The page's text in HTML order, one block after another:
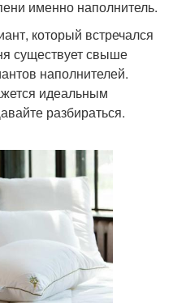
именно наполнитель.
который встречался
существует свыше
наполнителей.
идеальным
разбираться.